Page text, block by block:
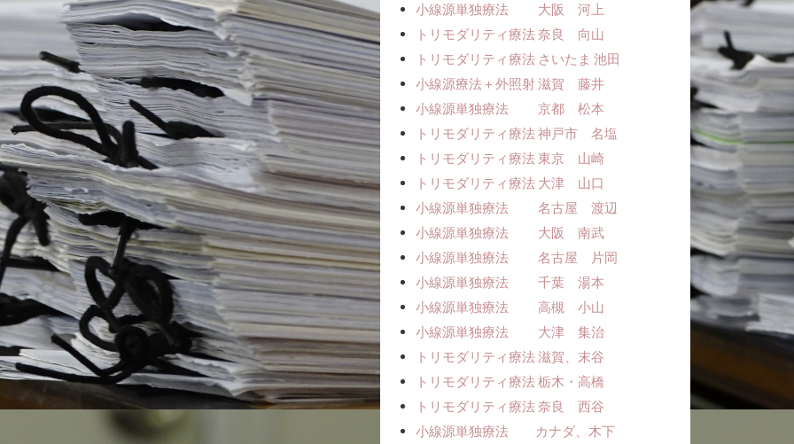
小線源単独療法 大阪 河上
トリモダリティ療法 奈良 向山
トリモダリティ療法 さいたま 池田
小線源療法＋外照射 滋賀 藤井
小線源単独療法 京都 松本
トリモダリティ療法 神戸市 名塩
トリモダリティ療法 東京 山崎
トリモダリティ療法 大津 山口
小線源単独療法 名古屋 渡辺
小線源単独療法 大阪 南武
小線源単独療法 名古屋 片岡
小線源単独療法 千葉 湯本
小線源単独療法 高槻 小山
小線源単独療法 大津 集治
トリモダリティ療法 滋賀、末谷
トリモダリティ療法 栃木・高橋
トリモダリティ療法 奈良 西谷
小線源単独療法 カナダ、木下